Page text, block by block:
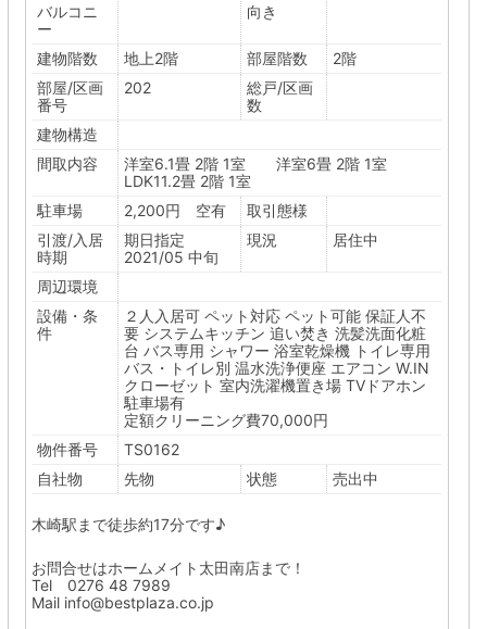
バルコニ
ー
向き
建物階数 地上2階 部屋階数
2階
部屋/区画
番号
202
総戸/区画
数
建物構造
間取内容
洋室6.1畳 2階 1室 洋室6畳 2階 1室
LDK11.2畳 2階 1室
駐車場
2,200円 空有
取引態様
引渡/入居
時期
期日指定
2021/05 中旬
現況 居住中
周辺環境
設備・条
件
２人入居可 ペット対応 ペット可能 保証人不
要 システムキッチン 追い焚き 洗髪洗面化粧
台 バス専用 シャワー 浴室乾燥機 トイレ専用
バス・トイレ別 温水洗浄便座 エアコン W.IN
クローゼット 室内洗濯機置き場 TVドアホン
駐車場有
定額クリーニング費70,000円
物件番号
TS0162
自社物
先物 状態 売出中
木崎駅まで徒歩約17分です♪
お問合せはホームメイト太田南店まで！
Tel 0276 48 7989
Mail info@bestplaza.co.jp